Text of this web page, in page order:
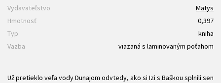
Vydavateľstvo
Matys
Hmotnosť
0,397
Typ
kniha
Väzba
viazaná s laminovaným poťahom
Už pretieklo veľa vody Dunajom odvtedy, ako si Izi s Baškou splnili sen